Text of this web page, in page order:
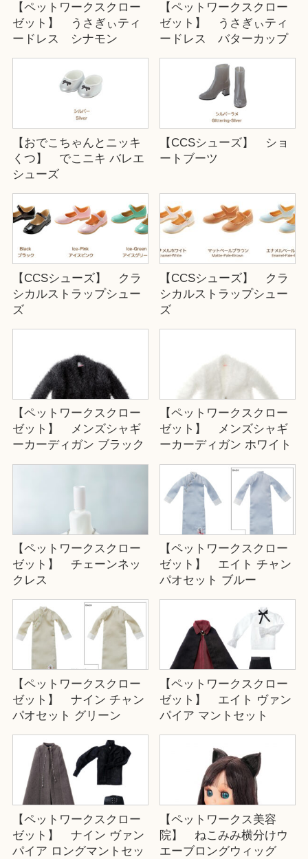
【ペットワークスクロー
ゼット】 うさぎぃティ
ードレス シナモン
【ペットワークスクロー
ゼット】 うさぎぃティ
ードレス バターカップ
【おでこちゃんとニッキ
くつ】 でこニキ バレエ
シューズ
【CCSシューズ】 ショ
ートブーツ
【CCSシューズ】 クラ
シカルストラップシュー
ズ
【CCSシューズ】 クラ
シカルストラップシュー
ズ
【ペットワークスクロー
ゼット】 メンズシャギ
ーカーディガン ブラック
【ペットワークスクロー
ゼット】 メンズシャギ
ーカーディガン ホワイト
【ペットワークスクロー
ゼット】 チェーンネッ
クレス
【ペットワークスクロー
ゼット】 エイト チャン
パオセット ブルー
【ペットワークスクロー
ゼット】 ナイン チャン
パオセット グリーン
【ペットワークスクロー
ゼット】 エイト ヴァン
パイア マントセット
【ペットワークスクロー
ゼット】 ナイン ヴァン
パイア ロングマントセッ
【ペットワークス美容
院】 ねこみみ横分けウ
エーブロングウィッグ